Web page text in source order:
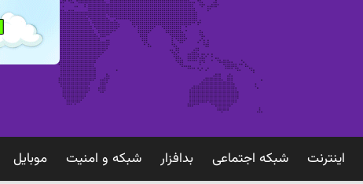
اينترنت شبكه اجتماعی بدافزار شبكه و امنيت موبايل